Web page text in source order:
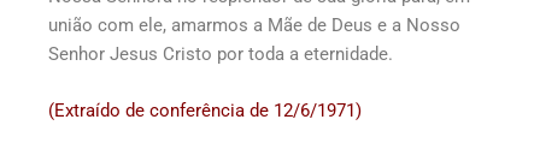
união com ele, amarmos a Mãe de Deus e a Nosso
Senhor Jesus Cristo por toda a eternidade.
(Extraído de conferência de 12/6/1971)